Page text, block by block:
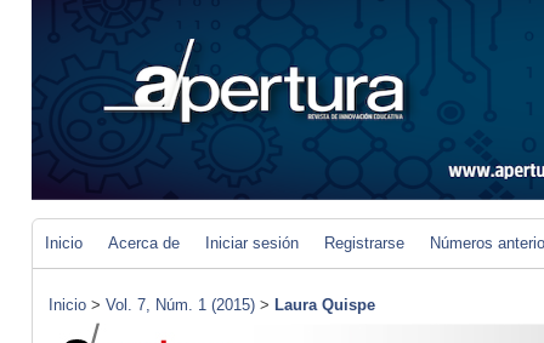
Inicio Acerca de Iniciar sesión Registrarse Números
Inicio > Vol. 7, Núm. 1 (2015) > Laura Quispe